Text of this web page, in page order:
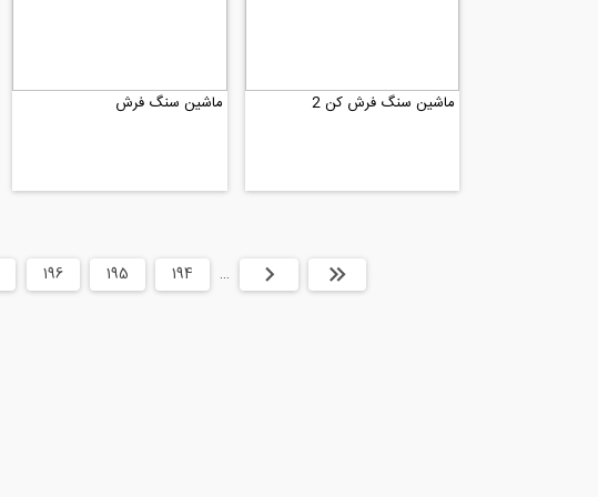
ماشین سنگ فرش کن 2 ماشین سنگ فرش
ابتدا قبلی …
194
195
196